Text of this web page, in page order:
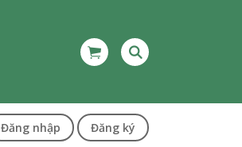
Đăng nhập Đăng ký